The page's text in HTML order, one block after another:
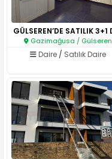
Gazimağusa / Gülseren
Daire / Satılık Daire